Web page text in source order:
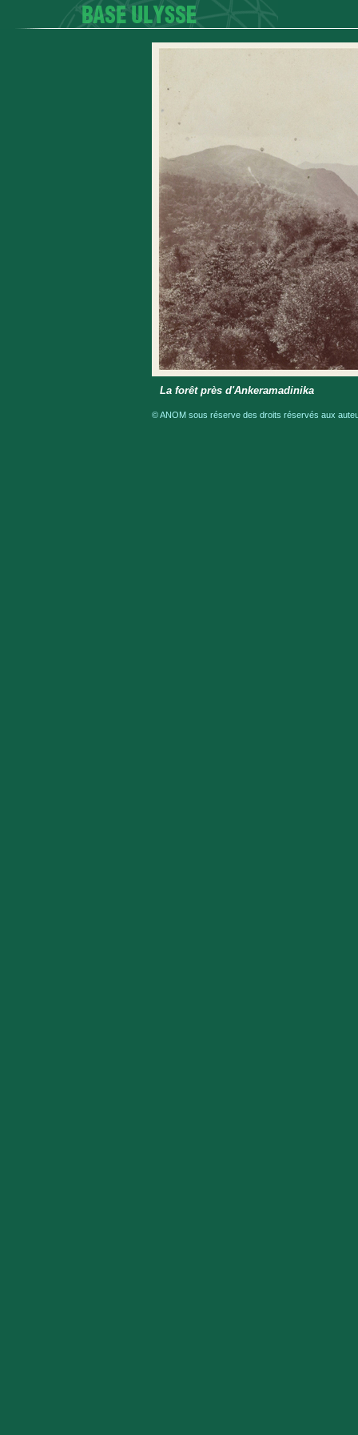
La forêt près d'Ankeramadinika
© ANOM sous réserve des droits réservés aux